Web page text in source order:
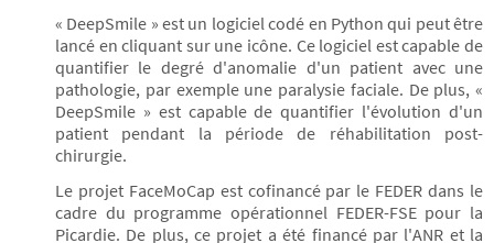
« DeepSmile » est un logiciel codé en Python qui peut être
lancé en cliquant sur une icône. Ce logiciel est capable de
quantifier le degré d'anomalie d'un patient avec une
pathologie, par exemple une paralysie faciale. De plus, «
DeepSmile » est capable de quantifier l'évolution d'un
patient pendant la période de réhabilitation post-
chirurgie.
Le projet FaceMoCap est cofinancé par le FEDER dans le
cadre du programme opérationnel FEDER-FSE pour la
Picardie. De plus, ce projet a été financé par l'ANR et la